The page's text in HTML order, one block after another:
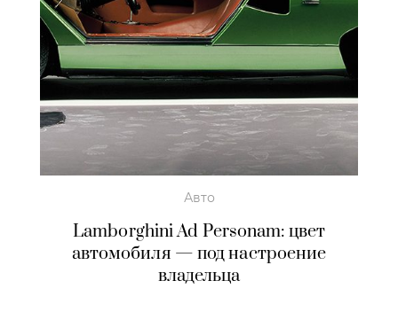
Авто
Lamborghini Ad Personam: цвет
автомобиля — под настроение
владельца